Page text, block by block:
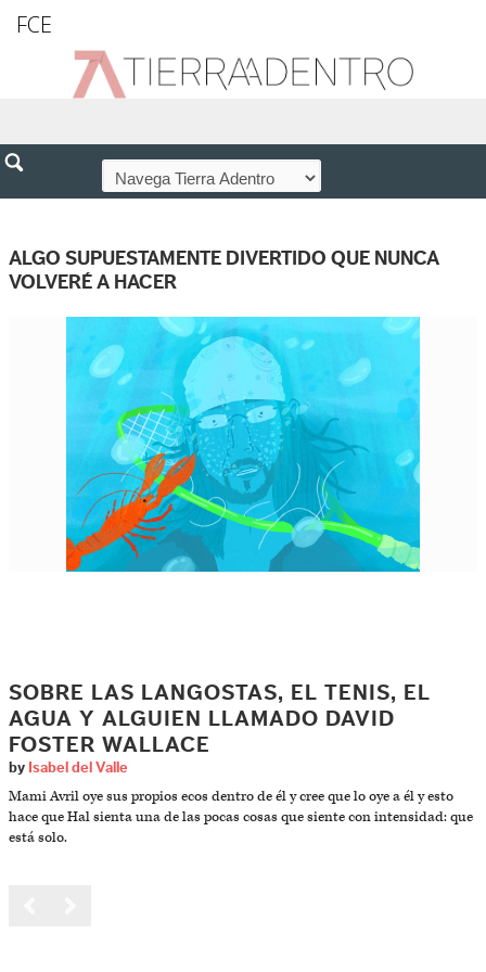
FCE
ALGO SUPUESTAMENTE DIVERTIDO QUE NUNCA
VOLVERÉ A HACER
SOBRE LAS LANGOSTAS, EL TENIS, EL
AGUA Y ALGUIEN LLAMADO DAVID
FOSTER WALLACE
by Isabel del Valle
Mami Avril oye sus propios ecos dentro de él y cree que lo oye a él y esto
hace que Hal sienta una de las pocas cosas que siente con intensidad: que
está solo.